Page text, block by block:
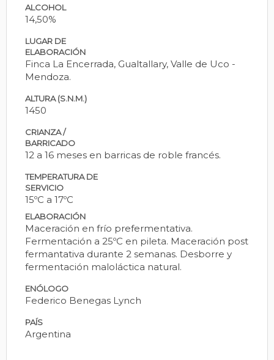
ALCOHOL
14,50%
LUGAR DE
ELABORACIÓN
Finca La Encerrada, Gualtallary, Valle de Uco -
Mendoza.
ALTURA (S.N.M.)
1450
CRIANZA /
BARRICADO
12 a 16 meses en barricas de roble francés.
TEMPERATURA DE
SERVICIO
15ºC a 17ºC
ELABORACIÓN
Maceración en frío prefermentativa.
Fermentación a 25ºC en pileta. Maceración post
fermantativa durante 2 semanas. Desborre y
fermentación maloláctica natural.
ENÓLOGO
Federico Benegas Lynch
PAÍS
Argentina